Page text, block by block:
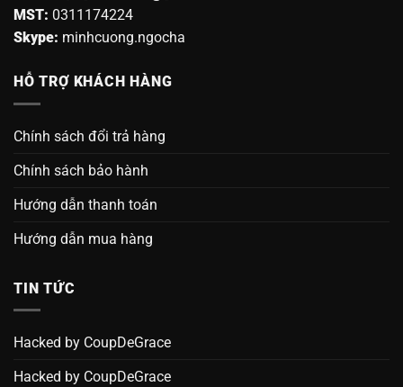
MST: 0311174224
Skype: minhcuong.ngocha
HỖ TRỢ KHÁCH HÀNG
Chính sách đổi trả hàng
Chính sách bảo hành
Hướng dẫn thanh toán
Hướng dẫn mua hàng
TIN TỨC
Hacked by CoupDeGrace
Hacked by CoupDeGrace